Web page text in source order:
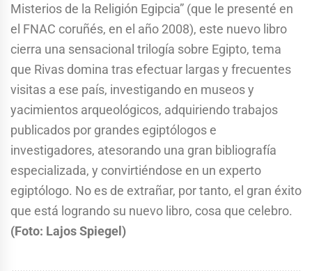
Misterios de la Religión Egipcia” (que le presenté en
el FNAC coruñés, en el año 2008), este nuevo libro
cierra una sensacional trilogía sobre Egipto, tema
que Rivas domina tras efectuar largas y frecuentes
visitas a ese país, investigando en museos y
yacimientos arqueológicos, adquiriendo trabajos
publicados por grandes egiptólogos e
investigadores, atesorando una gran bibliografía
especializada, y convirtiéndose en un experto
egiptólogo. No es de extrañar, por tanto, el gran éxito
que está logrando su nuevo libro, cosa que celebro.
(Foto: Lajos Spiegel)